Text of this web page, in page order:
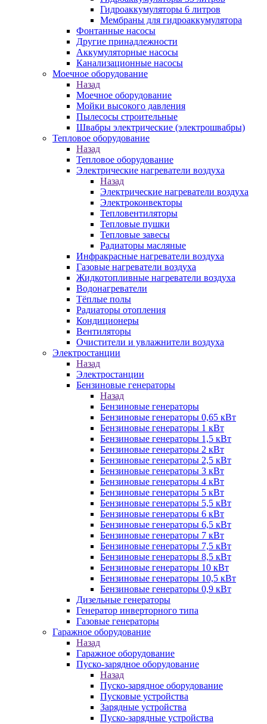
Гидроаккумуляторы 6 литров
Мембраны для гидроаккумулятора
Фонтанные насосы
Другие принадлежности
Аккумуляторные насосы
Канализационные насосы
Моечное оборудование
Назад
Моечное оборудование
Мойки высокого давления
Пылесосы строительные
Швабры электрические (электрошвабры)
Тепловое оборудование
Назад
Тепловое оборудование
Электрические нагреватели воздуха
Назад
Электрические нагреватели воздуха
Электроконвекторы
Тепловентиляторы
Тепловые пушки
Тепловые завесы
Радиаторы масляные
Инфракрасные нагреватели воздуха
Газовые нагреватели воздуха
Жидкотопливные нагреватели воздуха
Водонагреватели
Тёплые полы
Радиаторы отопления
Кондиционеры
Вентиляторы
Очистители и увлажнители воздуха
Электростанции
Назад
Электростанции
Бензиновые генераторы
Назад
Бензиновые генераторы
Бензиновые генераторы 0,65 кВт
Бензиновые генераторы 1 кВт
Бензиновые генераторы 1,5 кВт
Бензиновые генераторы 2 кВт
Бензиновые генераторы 2,5 кВт
Бензиновые генераторы 3 кВт
Бензиновые генераторы 4 кВт
Бензиновые генераторы 5 кВт
Бензиновые генераторы 5,5 кВт
Бензиновые генераторы 6 кВт
Бензиновые генераторы 6,5 кВт
Бензиновые генераторы 7 кВт
Бензиновые генераторы 7,5 кВт
Бензиновые генераторы 8,5 кВт
Бензиновые генераторы 10 кВт
Бензиновые генераторы 10,5 кВт
Бензиновые генераторы 0,9 кВт
Дизельные генераторы
Генератор инверторного типа
Газовые генераторы
Гаражное оборудование
Назад
Гаражное оборудование
Пуско-зарядное оборудование
Назад
Пуско-зарядное оборудование
Пусковые устройства
Зарядные устройства
Пуско-зарядные устройства